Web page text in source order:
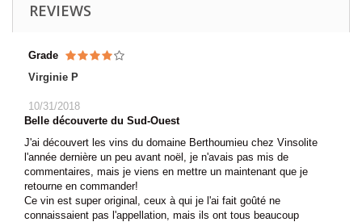
REVIEWS
Grade
Virginie P
10/31/2018
Belle découverte du Sud-Ouest
J'ai découvert les vins du domaine Berthoumieu chez Vinsolite
l'année dernière un peu avant noël, je n'avais pas mis de
commentaires, mais je viens en mettre un maintenant que je
retourne en commander!
Ce vin est super original, ceux à qui je l'ai fait goûté ne
connaissaient pas l'appellation, mais ils ont tous beaucoup